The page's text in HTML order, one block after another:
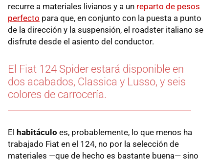
recurre a materiales livianos y a un reparto de pesos
perfecto para que, en conjunto con la puesta a punto
de la dirección y la suspensión, el roadster italiano se
disfrute desde el asiento del conductor.
El Fiat 124 Spider estará disponible en
dos acabados, Classica y Lusso, y seis
colores de carrocería.
El habitáculo es, probablemente, lo que menos ha
trabajado Fiat en el 124, no por la selección de
materiales —que de hecho es bastante buena— sino